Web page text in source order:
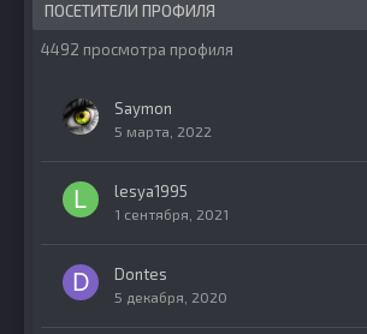
ПОСЕТИТЕЛИ ПРОФИЛЯ
4492 просмотра профиля
Saymon
5 марта, 2022
lesya1995
1 сентября, 2021
Dontes
5 декабря, 2020